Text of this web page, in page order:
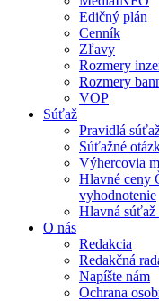
Edičný plán
Cenník
Zľavy
Rozmery
Rozmery
VOP
Súťaž
Pravidlá
Súťažné
Výhercovia
Hlavné ceny
vyhodnotenie
Hlavná súťaž
O nás
Redakcia
Redakčná
Napíšte nám
Ochrana